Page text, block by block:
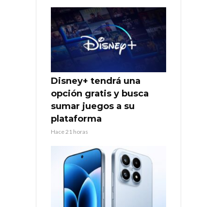
Disney+ tendrá una
opción gratis y busca
sumar juegos a su
plataforma
Hace 21 horas